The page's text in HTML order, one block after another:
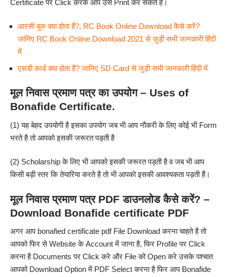
Certificate पर Click करके आप उसे Print कर सकते हैं।
आरसी बुक क्या होता हैं?, RC Book Online Download कैसे करें?
जानिए RC Book Online Download 2021 से जुड़ी सभी जानकारी हिंदी
में
एसडी कार्ड क्या होता हैं? जानिए SD Card से जुड़ी सभी जानकारी हिंदी में
मूल निवास प्रमाण पत्र का उपयोग – Uses of
Bonafide Certificate.
(1) यह बेहद उपयोगी है इसका उपयोग जब भी आप नौकरी के लिए कोई भी Form
भरते है तो आपको इसकी जरूरत पड़ती है
(2) Scholarship के लिए भी आपको इसकी जरूरत पड़ती है व जब भी आप
किसी बड़ी स्तर कि तेयारिया करते है तो भी आपको इसकी आवश्यकता पड़ती हैं।
मूल निवास प्रमाण पत्र PDF डाउनलोड कैसे करें? –
Download Bonafide certificate PDF
अगर आप bonafied certificate pdf File Download करना चाहते है तो
आपको फिर सेWebsite के Account में जाना है, फिर Profile पर Click
करना है Documents पर Click करे और File को Open करे उसके पश्चात
आपको Download Option में PDF Select करना है फिर आप Bonafide